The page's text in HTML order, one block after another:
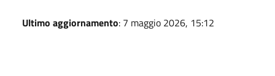
Ultimo aggiornamento: 7 maggio 2026, 15:12